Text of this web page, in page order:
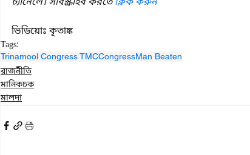
ভিডিয়োঃ কৃতাঙ্ক
Tags:
Trinamool Congress TMCCongressMan Beaten
রাজনীতি
মানিকচক
মালদা